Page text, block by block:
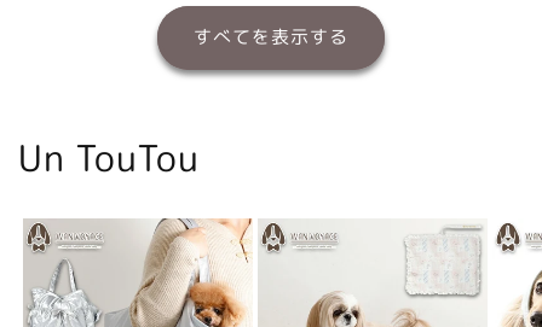
すべてを表示する
Un TouTou